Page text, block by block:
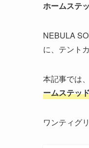
ホームステッ
NEBULA
に、テント
本記事では
ームステッ
ワンティグ